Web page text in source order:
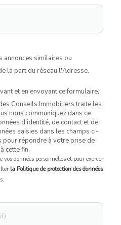
annonces similaires ou
la part du réseau l'Adresse.
et en envoyant ce formulaire,
Conseils Immobiliers traite les
nous communiquez dans ce
d'identité, de contact et de
saisies dans les champs ci-
pour répondre à votre prise de
cette fin.
données personnelles et pour exercer
la Politique de protection des données